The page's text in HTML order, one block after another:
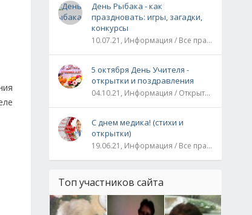
День Рыбака - как
праздновать: игры, загадки,
конкурсы
10.07.21, Информация / Все праздники
5 октября День Учителя -
открытки и поздравления
04.10.21, Информация / Открытки / Все праздники
С днем медика! (стихи и
открытки)
19.06.21, Информация / Все праздники
Топ участников сайта